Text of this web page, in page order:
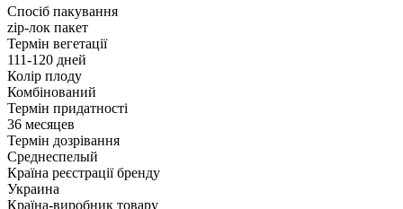
Спосіб пакування
zip-лок пакет
Термін вегетації
111-120 дней
Колір плоду
Комбінований
Термін придатності
36 месяцев
Термін дозрівання
Среднеспелый
Країна реєстрації бренду
Украина
Країна-виробник товару